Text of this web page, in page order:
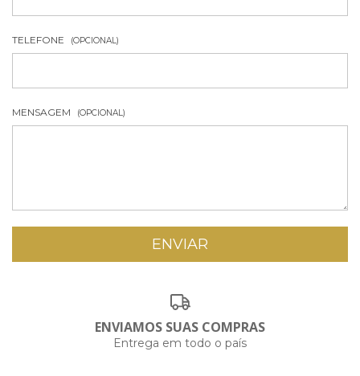
TELEFONE (OPCIONAL)
MENSAGEM (OPCIONAL)
ENVIAMOS SUAS COMPRAS
Entrega em todo o país